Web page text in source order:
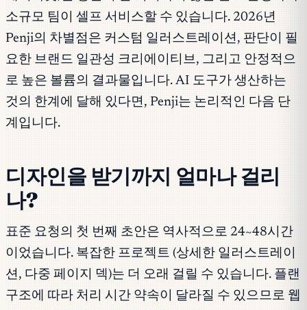
소규모 팀이 셀프 서비스할 수 있습니다. 2026년
Penji의 차별점은 커스텀 일러스트레이션, 판단이 필
요한 브랜드 일관성 크리에이티브, 그리고 안정적으
로 높은 볼륨의 결과물입니다. AI 도구가 생산하는
것의 한계에 달해 있다면, Penji는 논리적인 다음 단
계입니다.
디자인을 받기까지 얼마나 걸리
나?
표준 요청의 첫 번째 초안은 역사적으로 24~48시간
이었습니다. 복잡한 프로젝트 (상세한 일러스트레이
션, 다중 페이지 덱)는 더 오래 걸릴 수 있습니다. 플랜
구조에 따라 처리 시간 약속이 달라질 수 있으므로 웹